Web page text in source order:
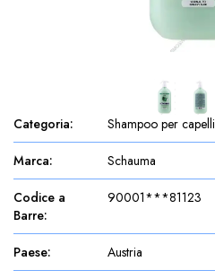
Categoria: Shampoo per capelli
Marca: Schauma
Codice a
Barre:
90001***81123
Paese: Austria